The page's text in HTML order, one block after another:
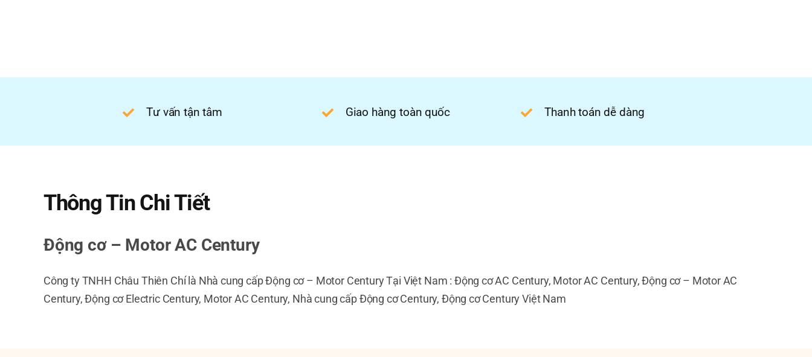
Tư vấn tận tâm Giao hàng toàn quốc Thanh toán dễ dàng
Thông Tin Chi Tiết
Động cơ – Motor AC Century
Công ty TNHH Châu Thiên Chí là Nhà cung cấp Động cơ – Motor Century Tại Việt Nam : Động cơ AC Century, Motor AC Century, Động cơ – Motor AC
Century, Động cơ Electric Century, Motor AC Century, Nhà cung cấp Động cơ Century, Động cơ Century Việt Nam